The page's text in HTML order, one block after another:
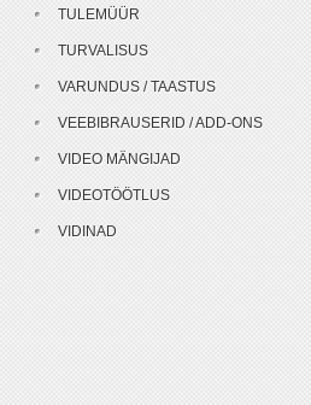
TULEMÜÜR
TURVALISUS
VARUNDUS / TAASTUS
VEEBIBRAUSERID / ADD-ONS
VIDEO MÄNGIJAD
VIDEOTÖÖTLUS
VIDINAD